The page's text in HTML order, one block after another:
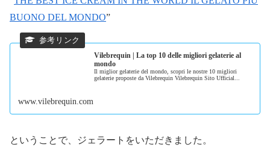
BUONO DEL MONDO”
Vilebrequin | La top 10 delle migliori gelaterie al
mondo
Il miglior gelaterie del mondo, scopri le nostre 10 migliori
gelaterie proposte da Vilebrequin Vilebrequin Sito Ufficial...
www.vilebrequin.com
ということで、ジェラートをいただきました。